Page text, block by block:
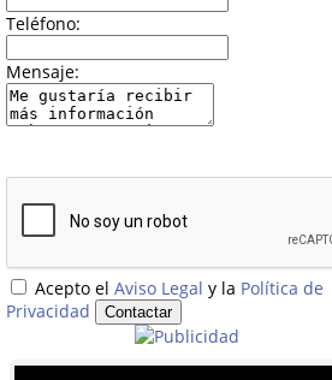
Teléfono:
Mensaje:
Acepto el Aviso Legal y la Política de
Privacidad